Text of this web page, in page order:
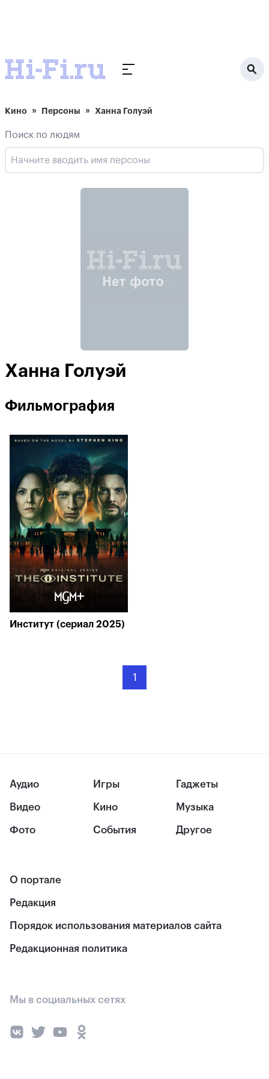
Кино Персоны Ханна Голуэй
Поиск по людям
Ханна Голуэй
Фильмография
Институт (сериал 2025)
1
Аудио
Видео
Фото
Игры
Кино
События
Гаджеты
Музыка
Другое
О портале
Редакция
Порядок использования материалов сайта
Редакционная политика
Мы в социальных сетях